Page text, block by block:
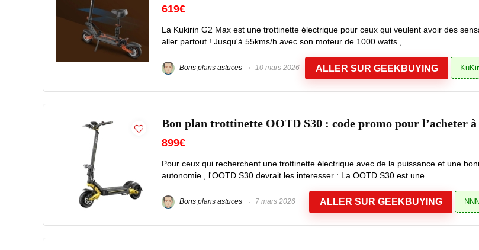
619€
La Kukirin G2 Max est une trottinette électrique pour ceux qui veulent avoir des
aller partout ! Jusqu'à 55kms/h avec son moteur de 1000 watts , ...
Bons plans astuces 10 mars 2026 ALLER SUR GEEKBUYING
Bon plan trottinette OOTD S30 : code promo pour l’acheter à
899€
Pour ceux qui recherchent une trottinette électrique avec de la puissance et une
autonomie , l'OOTD S30 devrait les interesser : La OOTD S30 est une ...
Bons plans astuces 7 mars 2026 ALLER SUR GEEKBUYING